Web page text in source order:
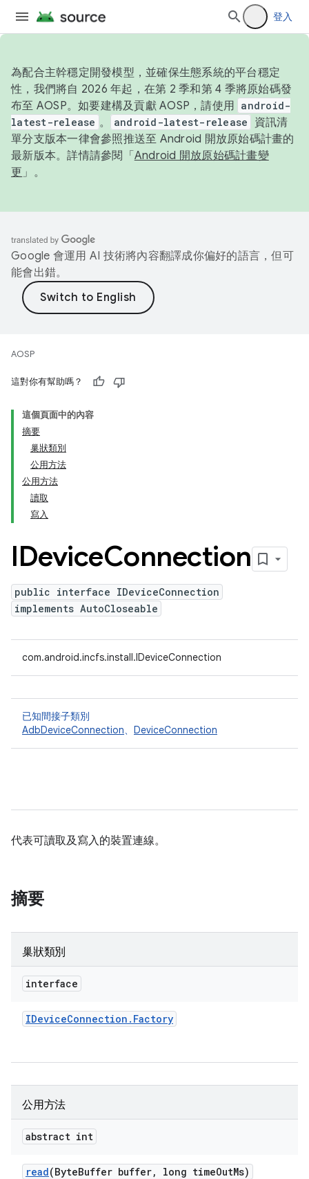
登入
為配合主幹穩定開發模型，並確保生態系統的平台穩定
性，我們將自 2026 年起，在第 2 季和第 4 季將原始碼發
布至 AOSP。如要建構及貢獻 AOSP，請使用 android-
latest-release 。 android-latest-release
資訊清
單分支版本一律會參照推送至 Android 開放原始碼計畫的
最新版本。詳情請參閱「 Android 開放原始碼計畫變
更 」。
Google 會運用 AI 技術將內容翻譯成你偏好的語言，但可
能會出錯。
AOSP
這對你有幫助嗎？
這個頁面中的內容
摘要
巢狀類別
公用方法
公用方法
讀取
寫入
IDeviceConnection
public interface IDeviceConnection
implements AutoCloseable
com.android.incfs.install.IDeviceConnection
已知間接子類別
AdbDeviceConnection、 DeviceConnection
代表可讀取及寫入的裝置連線。
摘要
巢狀類別
interface
IDeviceConnection . Factory
公用方法
abstract int
read(ByteBuffer buffer, long timeOutMs)